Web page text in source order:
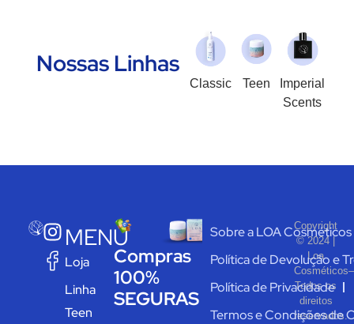
Nossas Linhas
Classic Teen
Imperial
Scents
MENU
Loja
Linha
Teen
Compras
100%
SEGURAS
Sobre a LOA Cosméticos
Política de Devolução e
Política de Privacidade
Termos e Condições de
Copyright
© 2024 |
Loa
Cosméticos–
Todos os
direitos
reservados.